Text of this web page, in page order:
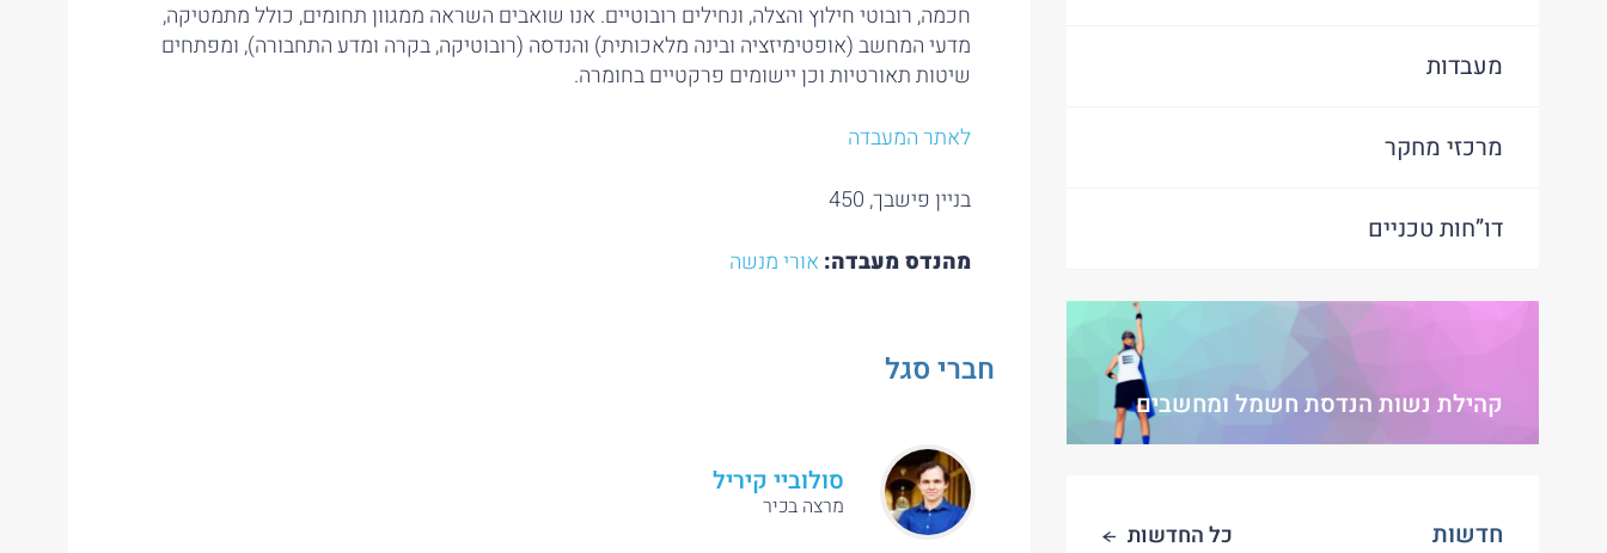
מעבדות
מרכזי מחקר
דו”חות טכניים
קהילת נשות הנדסת חשמל ומחשבים
חדשות כל החדשות
חכמה, רובוטי חילוץ והצלה, ונחילים רובוטיים. אנו שואבים השראה ממגוון תחומים, כולל מתמטיקה,
מדעי המחשב (אופטימיזציה ובינה מלאכותית) והנדסה (רובוטיקה, בקרה ומדע התחבורה), ומפתחים
שיטות תאורטיות וכן יישומים פרקטיים בחומרה.
לאתר המעבדה
בניין פישבך, 450
מהנדס מעבדה: אורי מנשה
חברי סגל
סולוביי קיריל
מרצה בכיר